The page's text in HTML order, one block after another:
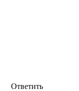
Ответить